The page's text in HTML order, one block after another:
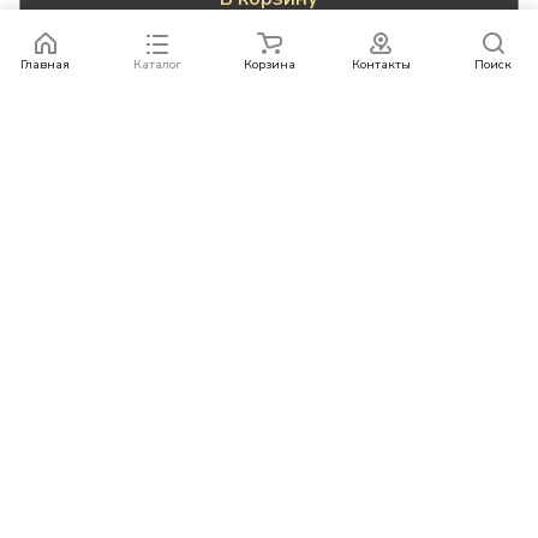
Главная Каталог Корзина Контакты Поиск